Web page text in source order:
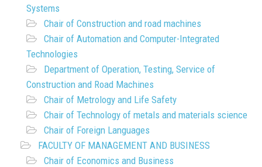
Systems
Chair of Construction and road machines
Chair of Automation and Computer-Integrated
Technologies
Department of Operation, Testing, Service of
Construction and Road Machines
Chair of Metrology and Life Safety
Chair of Technology of metals and materials science
Chair of Foreign Languages
FACULTY OF MANAGEMENT AND BUSINESS
Chair of Economics and Business